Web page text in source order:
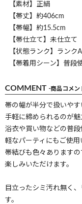
【素材】正絹
【帯丈】約406cm
【帯幅】約15.5cm
【帯仕立て】未仕立て
【状態ランク】ランクA
【帯着用シーン】普段
COMMENT -商品コメン
帯の幅が半分で扱いやす
手軽に締められるのが魅
浴衣や買い物などの普
軽なパーティにもご使用
帯結びも色々あります
楽しみいただけます。
目立ったシミ汚れ無く
す。